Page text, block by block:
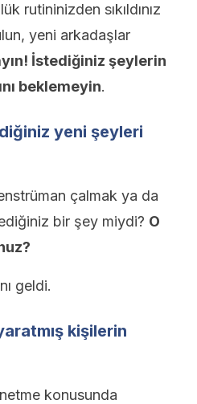
rutininizden sıkıldınız
yeni arkadaşlar
İstediğiniz şeylerin
beklemeyin.
yeni şeyleri
çalmak ya da
bir şey miydi? O
geldi.
kişilerin
konusunda